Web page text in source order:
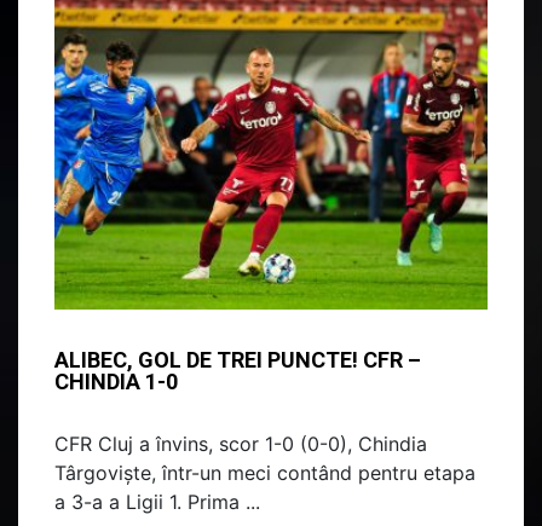
ALIBEC, GOL DE TREI PUNCTE! CFR –
CHINDIA 1-0
CFR Cluj a învins, scor 1-0 (0-0), Chindia
Târgoviște, într-un meci contând pentru etapa
a 3-a a Ligii 1. Prima ...